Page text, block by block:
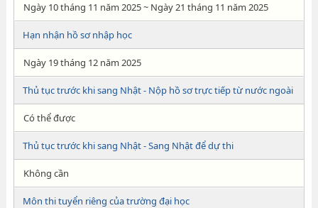
Ngày 10 tháng 11 năm 2025 ~ Ngày 21 tháng 11 năm 2025
Hạn nhận hồ sơ nhập học
Ngày 19 tháng 12 năm 2025
Thủ tục trước khi sang Nhật - Nộp hồ sơ trực tiếp từ nước ngoài
Có thể được
Thủ tục trước khi sang Nhật - Sang Nhật để dự thi
Không cần
Môn thi tuyển riêng của trường đại học